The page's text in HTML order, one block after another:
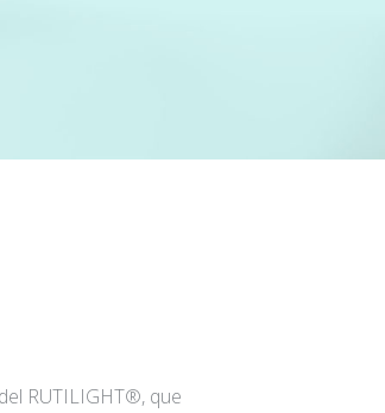
RUTILIGHT®, que